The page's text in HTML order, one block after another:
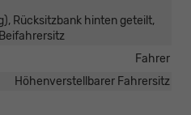
Rücksitzbank hinten geteilt,
Fahrer
Höhenverstellbarer Fahrersitz